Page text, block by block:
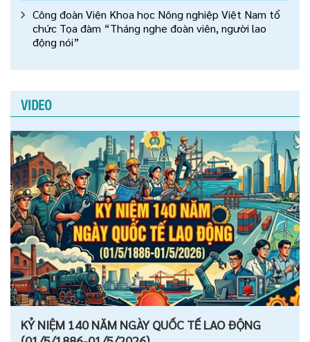
Công đoàn Viện Khoa học Nông nghiệp Việt Nam tổ
chức Tọa đàm “Tháng nghe đoàn viên, người lao
động nói”
VIDEO
KỶ NIỆM 140 NĂM NGÀY QUỐC TẾ LAO ĐỘNG